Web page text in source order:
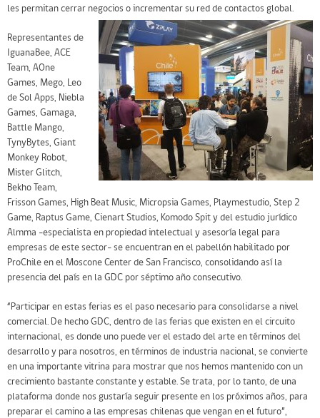
les permitan cerrar negocios o incrementar su red de contactos global.
Representantes de
IguanaBee, ACE
Team, AOne
Games, Mego, Leo
de Sol Apps, Niebla
Games, Gamaga,
Battle Mango,
TynyBytes, Giant
Monkey Robot,
Mister Glitch,
Bekho Team,
Frisson Games, High Beat Music, Micropsia Games, Playmestudio, Step 2
Game, Raptus Game, Cienart Studios, Komodo Spit y del estudio jurídico
Almma -especialista en propiedad intelectual y asesoría legal para
empresas de este sector- se encuentran en el pabellón habilitado por
ProChile en el Moscone Center de San Francisco, consolidando así la
presencia del país en la GDC por séptimo año consecutivo.
“Participar en estas ferias es el paso necesario para consolidarse a nivel
comercial. De hecho GDC, dentro de las ferias que existen en el circuito
internacional, es donde uno puede ver el estado del arte en términos del
desarrollo y para nosotros, en términos de industria nacional, se convierte
en una importante vitrina para mostrar que nos hemos mantenido con un
crecimiento bastante constante y estable. Se trata, por lo tanto, de una
plataforma donde nos gustaría seguir presente en los próximos años, para
preparar el camino a las empresas chilenas que vengan en el futuro”,